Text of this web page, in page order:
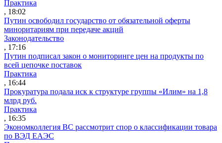
Практика
, 18:02
Путин освободил государство от обязательной оферты
миноритариям при передаче акций
Законодательство
, 17:16
Путин подписал закон о мониторинге цен на продукты по
всей цепочке поставок
Практика
, 16:44
Прокуратура подала иск к структуре группы «Илим» на 1,8
млрд руб.
Практика
, 16:35
Экономколлегия ВС рассмотрит спор о классификации товара
по ВЭД ЕАЭС